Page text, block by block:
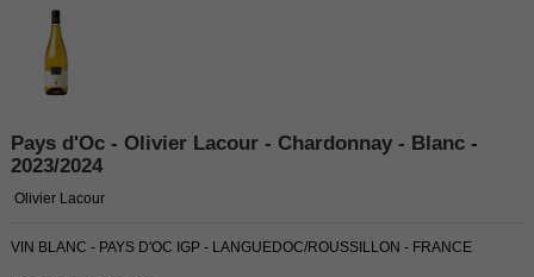
Pays d'Oc - Olivier Lacour - Chardonnay - Blanc -
2023/2024
Olivier Lacour
VIN BLANC - PAYS D'OC IGP - LANGUEDOC/ROUSSILLON - FRANCE